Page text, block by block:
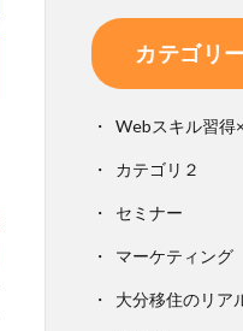
カテゴリ
Webスキル習得
カテゴリ２
セミナー
マーケティング
大分移住のリア